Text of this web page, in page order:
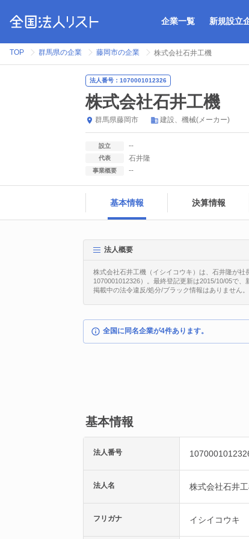
企業一覧 新規設立
TOP 群馬県の企業 藤岡市の企業 株式会社石井工機
法人番号：1070001012326
株式会社石井工機
群馬県藤岡市 建設 機械(メーカー)
設立 --
代表 石井隆
事業概要 --
基本情報 決算情報
法人概要
株式会社石井工機（イシイコウキ）は、石井隆が
1070001012326）。最終登記更新は2015/10/05で、
掲載中の法令違反/処分/ブラック情報はありません。
全国に同名企業が4件あります。
基本情報
法人番号
法人名 株式会社石井
フリガナ イシイコウキ